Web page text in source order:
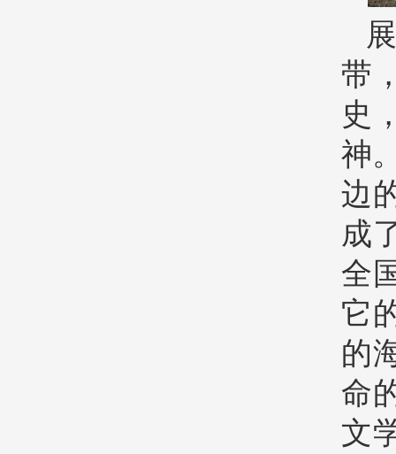
带
史
神
边
成
全
它
的
命
文